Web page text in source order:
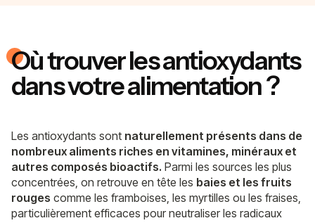
Où trouver les antioxydants
dans votre alimentation ?
Les antioxydants sont naturellement présents dans de
nombreux aliments riches en vitamines, minéraux et
autres composés bioactifs. Parmi les sources les plus
concentrées, on retrouve en tête les baies et les fruits
rouges comme les framboises, les myrtilles ou les fraises,
particulièrement efficaces pour neutraliser les radicaux